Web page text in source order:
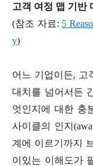
고객 여정 맵 기반
(참조 자료: 5
y)
어느 기업이든, 고
대치를 넘어서든
엇인지에 대한 충
사이클의 인지
계에 이르기까지
이있는 이해도가